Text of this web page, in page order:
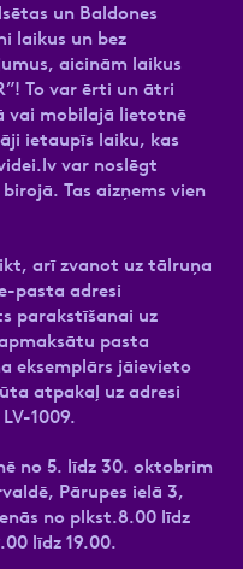
un Baldones
laikus un bez
aicinām laikus
To var ērti un ātri
vai mobilajā lietotnē
ietaupīs laiku, kas
var noslēgt
Tas aizņems vien
arī zvanot uz tālruņa
pasta adresi
parakstīšanai uz
pasta
eksemplārs jāievieto
atpakaļ uz adresi
1009.
no 5. līdz 30. oktobrim
Pārupes ielā 3,
no plkst.8.00 līdz
līdz 19.00.